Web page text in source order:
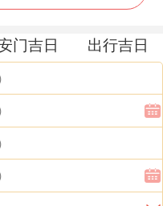
;农历冬月廿二，
日值神为司命，建
门吉日 出行吉日